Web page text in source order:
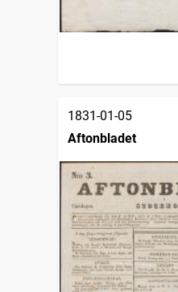
1831-01-05
Aftonbladet